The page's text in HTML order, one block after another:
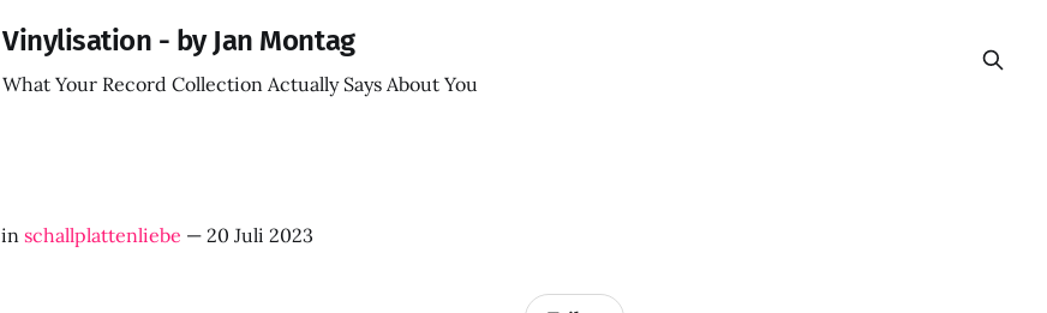
Vinylisation - by Jan Montag
What Your Record Collection Actually Says About You
in schallplattenliebe — 20 Juli 2023